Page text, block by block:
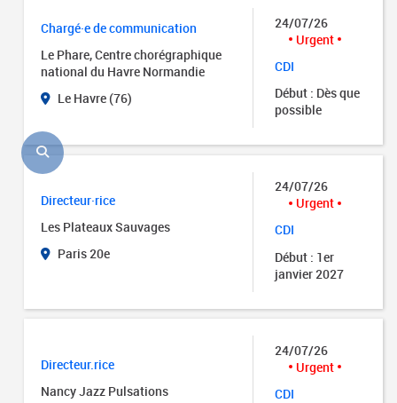
Chargé·e de communication
Le Phare, Centre chorégraphique
national du Havre Normandie
Le Havre (76)
24/07/26
Urgent
CDI
Début : Dès que
possible
Directeur·rice
Les Plateaux Sauvages
Paris 20e
24/07/26
Urgent
CDI
Début : 1er
janvier 2027
Directeur.rice
Nancy Jazz Pulsations
24/07/26
Urgent
CDI